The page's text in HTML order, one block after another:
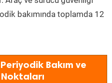
bakımında toplamda 12
Bakım ve